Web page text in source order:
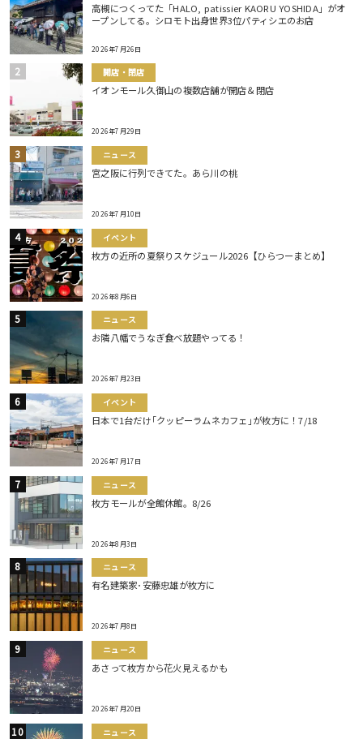
高槻につくってた「HALO, patissier KAORU YOSHIDA」がオ
ープンしてる。シロモト出身世界3位パティシエのお店
2026年7月26日
開店・閉店
イオンモール久御山の複数店舗が開店＆閉店
2026年7月29日
ニュース
宮之阪に行列できてた。あら川の桃
2026年7月10日
イベント
枚方の近所の夏祭りスケジュール2026【ひらつーまとめ】
2026年8月6日
ニュース
お隣八幡でうなぎ食べ放題やってる！
2026年7月23日
イベント
日本で1台だけ｢クッピーラムネカフェ｣が枚方に！7/18
2026年7月17日
ニュース
枚方モールが全館休館。8/26
2026年8月3日
ニュース
有名建築家･安藤忠雄が枚方に
2026年7月8日
ニュース
あさって枚方から花火見えるかも
2026年7月20日
ニュース